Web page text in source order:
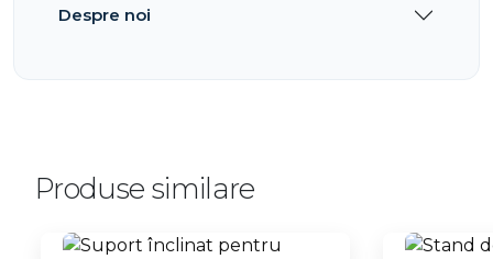
Despre noi
Produse similare